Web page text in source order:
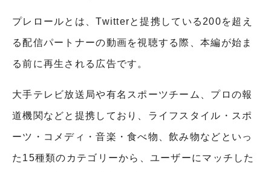
プレロールとは、Twitterと提携している200を超え
る配信パートナーの動画を視聴する際、本編が始ま
る前に再生される広告です。
大手テレビ放送局や有名スポーツチーム、プロの報
道機関などと提携しており、ライフスタイル・スポ
ーツ・コメディ・音楽・食べ物、飲み物などといっ
た15種類のカテゴリーから、ユーザーにマッチした